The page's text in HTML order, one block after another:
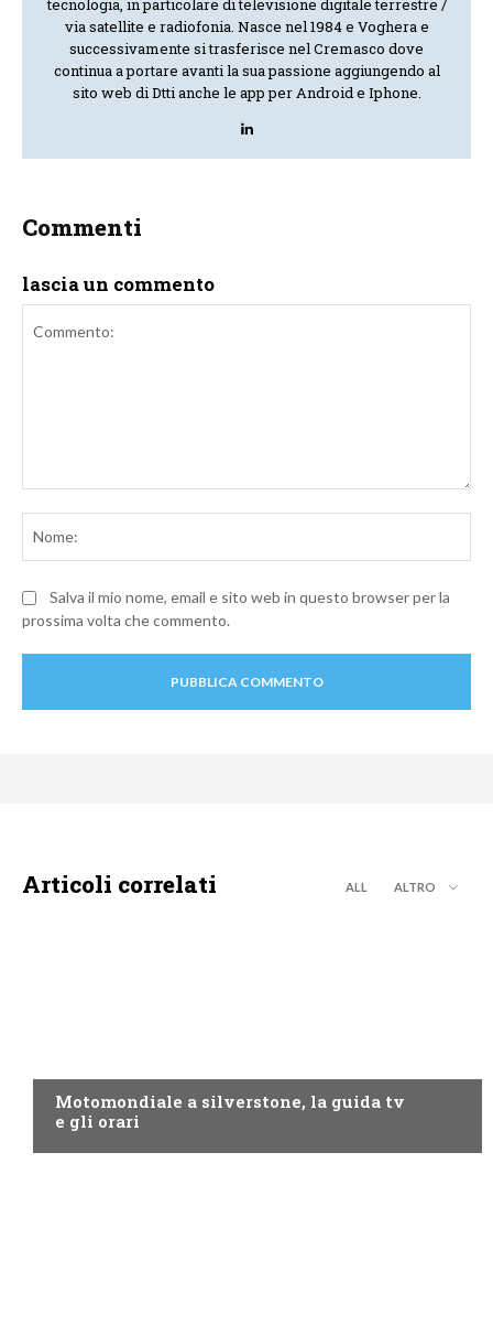
tecnologia, in particolare di televisione digitale terrestre /
via satellite e radiofonia. Nasce nel 1984 e Voghera e
successivamente si trasferisce nel Cremasco dove
continua a portare avanti la sua passione aggiungendo al
sito web di Dtti anche le app per Android e Iphone.
Commenti
lascia un commento
Salva il mio nome, email e sito web in questo browser per la
prossima volta che commento.
Articoli correlati ALL ALTRO
Motomondiale a silverstone, la guida tv
e gli orari